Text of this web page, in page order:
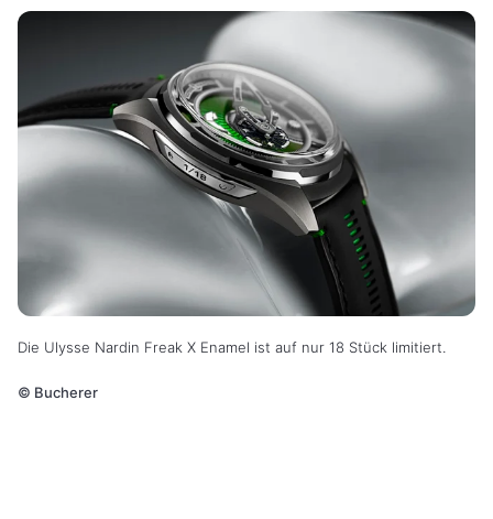
Die Ulysse Nardin Freak X Enamel ist auf nur 18 Stück limitiert.
© Bucherer